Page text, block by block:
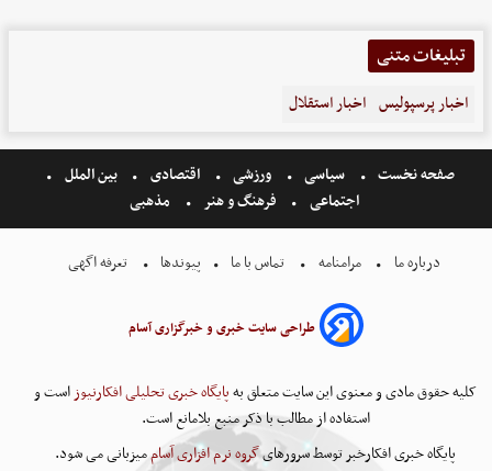
تبلیغات متنی
اخبار پرسپولیس اخبار استقلال
صفحه نخست سیاسی ورزشی اقتصادی
بین الملل
اجتماعی
فرهنگ و هنر مذهبی
درباره ما مرامنامه تماس با ما پیوندها تعرفه اگهی
طراحی سایت خبری و خبرگزاری آسام
کلیه حقوق مادی و معنوی این سایت متعلق بهپایگاه خبری تحلیلی افکارنیوزاست و
استفاده از مطالب با ذکر منبع بلامانع است.
پایگاه خبری افکارخبر توسط سرورهایگروه نرم افزاری آساممیزبانی می شود.